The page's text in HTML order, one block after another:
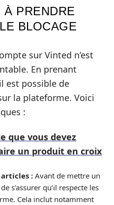
À PRENDRE
BLOCAGE
sur Vinted n’est
En prenant
est possible de
la plateforme. Voici
:
que vous devez
un produit en croix
: Avant de mettre un
s’assurer qu’il respecte les
Cela inclut notamment